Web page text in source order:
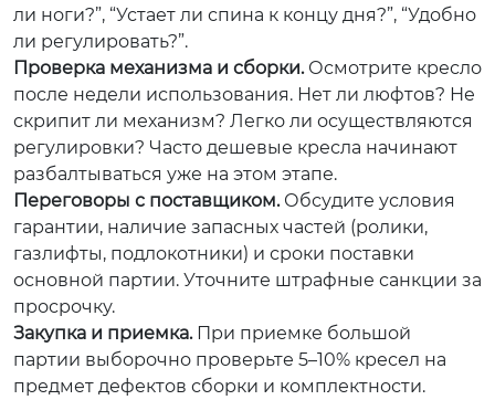
ли ноги?”, “Устает ли спина к концу дня?”, “Удобно
ли регулировать?”.
Проверка механизма и сборки.Осмотрите кресло
после недели использования. Нет ли люфтов? Не
скрипит ли механизм? Легко ли осуществляются
регулировки? Часто дешевые кресла начинают
разбалтываться уже на этом этапе.
Переговоры с поставщиком.Обсудите условия
гарантии, наличие запасных частей (ролики,
газлифты, подлокотники) и сроки поставки
основной партии. Уточните штрафные санкции за
просрочку.
Закупка и приемка.При приемке большой
партии выборочно проверьте 5–10% кресел на
предмет дефектов сборки и комплектности.